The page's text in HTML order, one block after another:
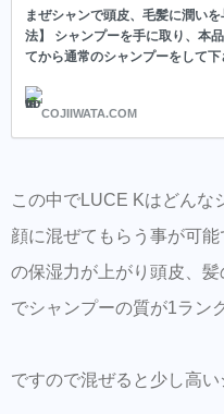
まぜシャンで頭皮、毛髪に潤い
法】 シャンプーを手に取り、本
てから通常のシャンプーをして
その後よくすすぎます。（目安は
半分量を混ぜてお使い下さい。）
COJIIWATA.COM
この中でLUCE Kはどんな
顔に混ぜてもらう事が可
の保湿力が上がり頭皮、
でシャンプーの質が1ラン
ですので混ぜると少し高い